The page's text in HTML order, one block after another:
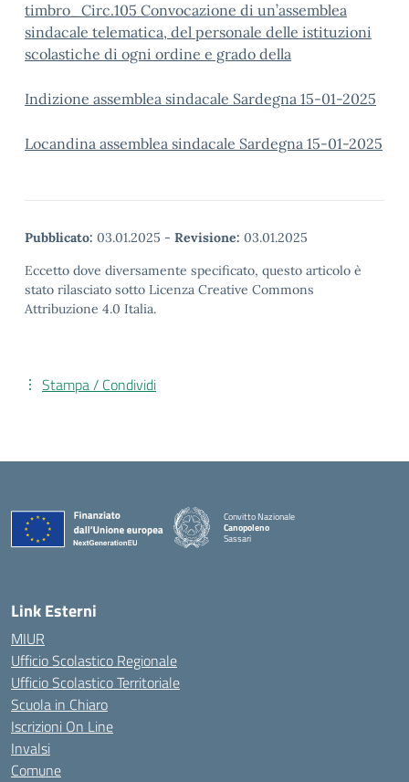
timbro_Circ.105 Convocazione di un’assemblea
sindacale telematica, del personale delle istituzioni
scolastiche di ogni ordine e grado della
Indizione assemblea sindacale Sardegna 15-01-2025
Locandina assemblea sindacale Sardegna 15-01-2025
Pubblicato: 03.01.2025 - Revisione: 03.01.2025
Eccetto dove diversamente specificato, questo articolo è
stato rilasciato sotto Licenza Creative Commons
Attribuzione 4.0 Italia.
Stampa / Condividi
Convitto Nazionale
Canopoleno
Sassari
Link Esterni
MIUR
Ufficio Scolastico Regionale
Ufficio Scolastico Territoriale
Scuola in Chiaro
Iscrizioni On Line
Invalsi
Comune